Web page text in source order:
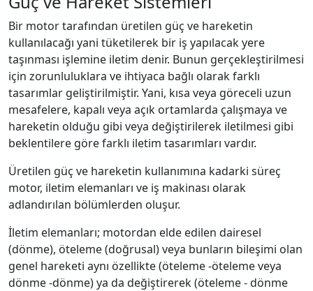
Bir motor tarafından üretilen güç ve hareketin
kullanılacağı yani tüketilerek bir iş yapılacak yere
taşınması işlemine iletim denir. Bunun gerçekleştirilmesi
için zorunluluklara ve ihtiyaca bağlı olarak farklı
tasarımlar geliştirilmiştir. Yani, kısa veya göreceli uzun
mesafelere, kapalı veya açık ortamlarda çalışmaya ve
hareketin olduğu gibi veya değiştirilerek iletilmesi gibi
beklentilere göre farklı iletim tasarımları vardır.
Üretilen güç ve hareketin kullanımına kadarki süreç
motor, iletim elemanları ve iş makinası olarak
adlandırılan bölümlerden oluşur.
İletim elemanları; motordan elde edilen dairesel
(dönme), öteleme (doğrusal) veya bunların bileşimi olan
genel hareketi aynı özellikte (öteleme -öteleme veya
dönme -dönme) ya da değiştirerek (öteleme - dönme